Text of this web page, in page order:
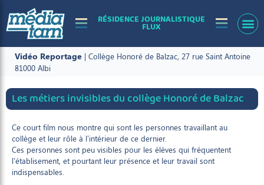
RÉSIDENCE JOURNALISTIQUE
FLUX
Vidéo Reportage | Collège Honoré de Balzac, 27 rue Saint Antoine
81000 Albi
Les métiers invisibles du collège Honoré de Balzac
Ce court film nous montre qui sont les personnes travaillant au
collège et leur rôle à l’intérieur de ce dernier.
Ces personnes sont peu visibles pour les élèves qui fréquentent
l’établisement, et pourtant leur présence et leur travail sont
indispensables.